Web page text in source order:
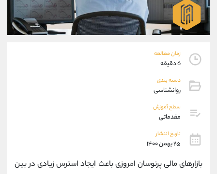
زمان مطالعه
6 دقیقه
دسته بندی
روانشناسی
سطح آموزش
مقدماتی
تاریخ انتشار
۲۵ بهمن ۱۴۰۰
بازارهای مالی پرنوسان امروزی باعث ایجاد استرس زیادی در بین
09927779040
واتساپ شروع گفتگو
تلگرام @Armteam_admin_por
پشتیبان فروش
موبایل
واتساپ
داخلی
اطلاعات تماس (دفتر فروش)
تلفن 021-22021030